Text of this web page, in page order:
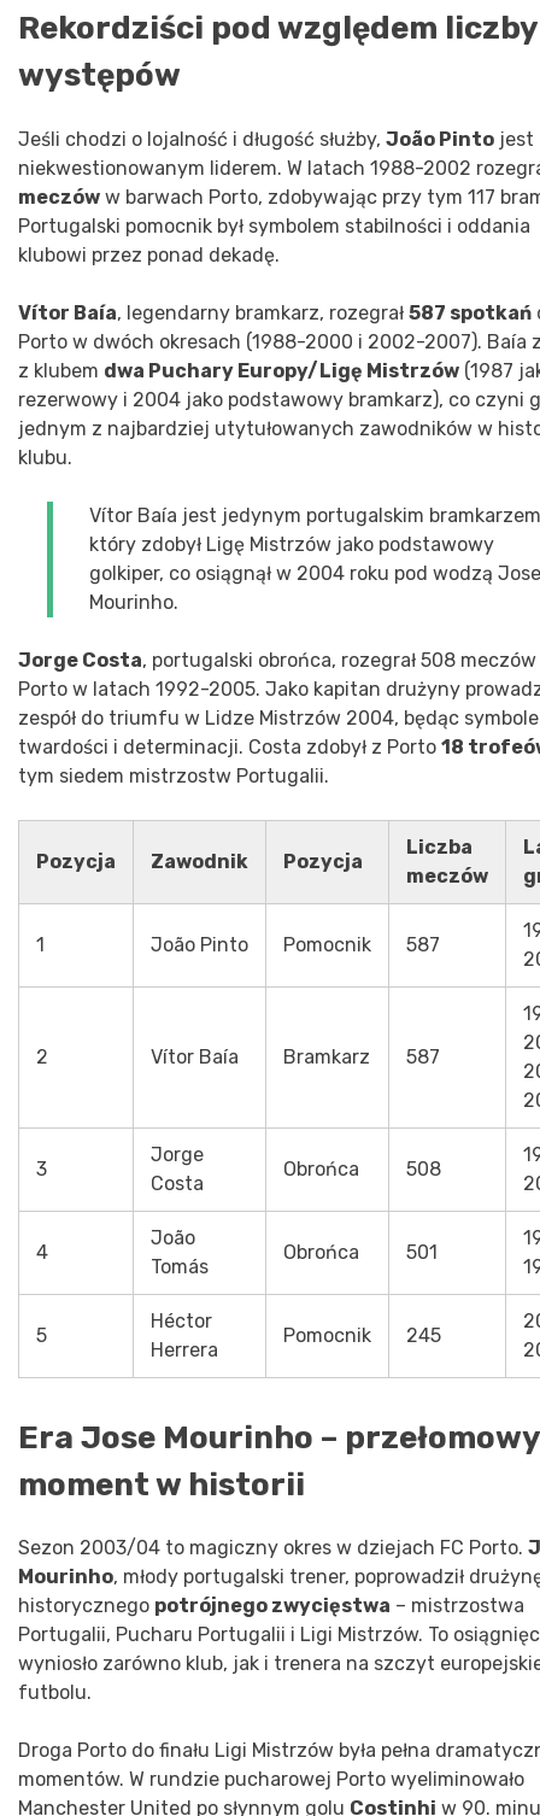
Rekordziści pod względem liczby
występów
Jeśli chodzi o lojalność i długość służby, João Pinto jest
niekwestionowanym liderem. W latach 1988-2002
meczów w barwach Porto, zdobywając przy tym 117
Portugalski pomocnik był symbolem stabilności i oddania
klubowi przez ponad dekadę.
Vítor Baía, legendarny bramkarz, rozegrał 587 spotkań
Porto w dwóch okresach (1988-2000 i 2002-2007). Baía
z klubem dwa Puchary Europy/Ligę Mistrzów (1987
rezerwowy i 2004 jako podstawowy bramkarz), co czyni
jednym z najbardziej utytułowanych zawodników w
klubu.
Vítor Baía jest jedynym portugalskim
który zdobył Ligę Mistrzów jako podstawowy
golkiper, co osiągnął w 2004 roku pod wodzą Jose
Mourinho.
Jorge Costa, portugalski obrońca, rozegrał 508
Porto w latach 1992-2005. Jako kapitan drużyny
zespół do triumfu w Lidze Mistrzów 2004, będąc
twardości i determinacji. Costa zdobył z Porto 18
tym siedem mistrzostw Portugalii.
Pozycja Zawodnik Pozycja
Liczba
meczów
1 João Pinto Pomocnik 587
2 Vítor Baía Bramkarz 587
3
Jorge
Costa
Obrońca 508
4
João
Tomás
Obrońca 501
5
Héctor
Herrera
Pomocnik 245
Era Jose Mourinho – przełomowy
moment w historii
Sezon 2003/04 to magiczny okres w dziejach FC Porto.
Mourinho, młody portugalski trener, poprowadził
historycznego potrójnego zwycięstwa – mistrzostwa
Portugalii, Pucharu Portugalii i Ligi Mistrzów. To
wyniosło zarówno klub, jak i trenera na szczyt
futbolu.
Droga Porto do finału Ligi Mistrzów była pełna
momentów. W rundzie pucharowej Porto wyeliminowało
Manchester United po słynnym golu Costinhi w 90.